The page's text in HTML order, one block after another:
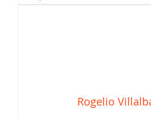
La
en
Rogelio